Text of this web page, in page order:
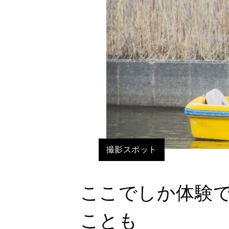
撮影スポット
ここでしか体験
ことも